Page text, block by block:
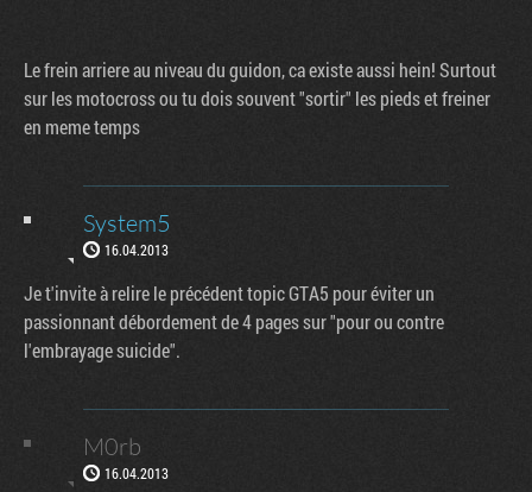
Le frein arriere au niveau du guidon, ca existe aussi hein! Surtout
sur les motocross ou tu dois souvent "sortir" les pieds et freiner
en meme temps
System5
16.04.2013
Je t'invite à relire le précédent topic GTA5 pour éviter un
passionnant débordement de 4 pages sur "pour ou contre
l'embrayage suicide".
M0rb
16.04.2013